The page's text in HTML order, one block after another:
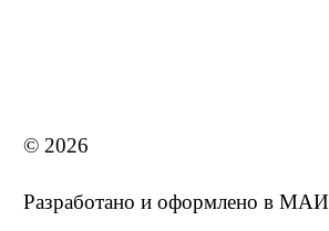
© 2026
Разработано и оформлено в МАИ